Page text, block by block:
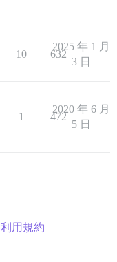
10 632
2025 年 1 月
3 日
1 472
2020 年 6 月
5 日
利用規約